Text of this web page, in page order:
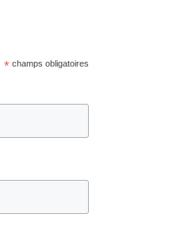
*champs obligatoires